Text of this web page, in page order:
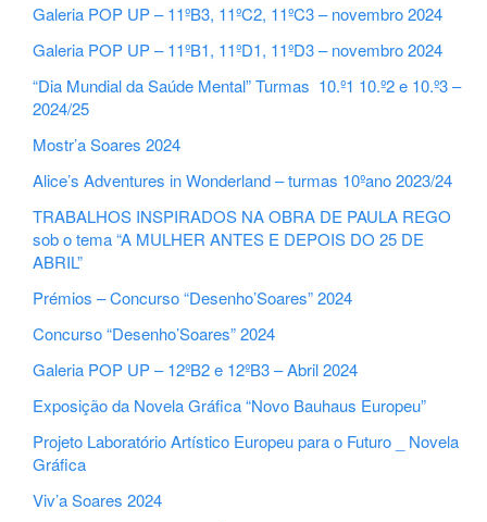
Galeria POP UP – 11ºB3, 11ºC2, 11ºC3 – novembro 2024
Galeria POP UP – 11ºB1, 11ºD1, 11ºD3 – novembro 2024
“Dia Mundial da Saúde Mental” Turmas 10.º1 10.º2 e 10.º3 –
2024/25
Mostr’a Soares 2024
Alice’s Adventures in Wonderland – turmas 10ºano 2023/24
TRABALHOS INSPIRADOS NA OBRA DE PAULA REGO
sob o tema “A MULHER ANTES E DEPOIS DO 25 DE
ABRIL”
Prémios – Concurso “Desenho’Soares” 2024
Concurso “Desenho’Soares” 2024
Galeria POP UP – 12ºB2 e 12ºB3 – Abril 2024
Exposição da Novela Gráfica “Novo Bauhaus Europeu”
Projeto Laboratório Artístico Europeu para o Futuro _ Novela
Gráfica
Viv’a Soares 2024